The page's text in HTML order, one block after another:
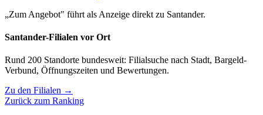
„Zum Angebot" führt als Anzeige direkt zu Santander.
Santander-Filialen vor Ort
Rund 200 Standorte bundesweit: Filialsuche nach Stadt, Bargeld-
Verbund, Öffnungszeiten und Bewertungen.
Zu den Filialen →
Zurück zum Ranking